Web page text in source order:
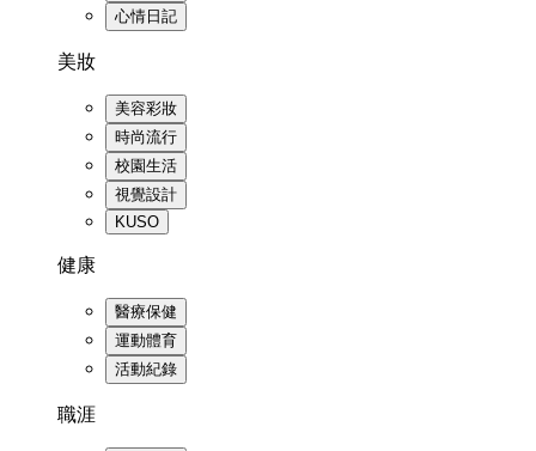
心情日記
美妝
美容彩妝
時尚流行
校園生活
視覺設計
KUSO
健康
醫療保健
運動體育
活動紀錄
職涯